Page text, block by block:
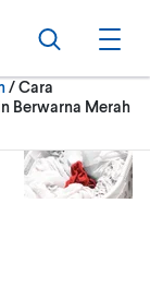
Cari
Semasa:
Cara
Berwarna Merah